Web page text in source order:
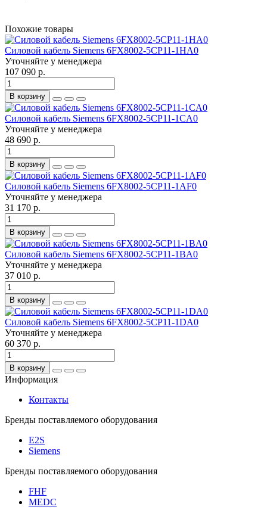
Похожие товары
Силовой кабель Siemens 6FX8002-5CP11-1HA0
Уточняйте у менеджера
107 090 р.
В корзину
Силовой кабель Siemens 6FX8002-5CP11-1CA0
Уточняйте у менеджера
48 690 р.
В корзину
Силовой кабель Siemens 6FX8002-5CP11-1AF0
Уточняйте у менеджера
31 170 р.
В корзину
Силовой кабель Siemens 6FX8002-5CP11-1BA0
Уточняйте у менеджера
37 010 р.
В корзину
Силовой кабель Siemens 6FX8002-5CP11-1DA0
Уточняйте у менеджера
60 370 р.
В корзину
Информация
Контакты
Бренды поставляемого оборудования
E2S
Siemens
Бренды поставляемого оборудования
FHF
MEDC